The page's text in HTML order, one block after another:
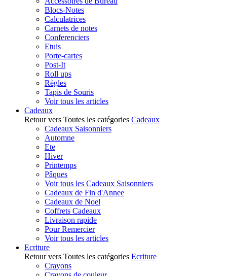
Blocs-Notes
Calculatrices
Carnets de notes
Conferenciers
Etuis
Porte-cartes
Post-It
Roll ups
Règles
Tapis de Souris
Voir tous les articles
Cadeaux
Retour vers Toutes les catégories Cadeaux
Cadeaux Saisonniers
Automne
Ete
Hiver
Printemps
Pâques
Voir tous les Cadeaux Saisonniers
Cadeaux de Fin d'Annee
Cadeaux de Noel
Coffrets Cadeaux
Livraison rapide
Pour Remercier
Voir tous les articles
Ecriture
Retour vers Toutes les catégories Ecriture
Crayons